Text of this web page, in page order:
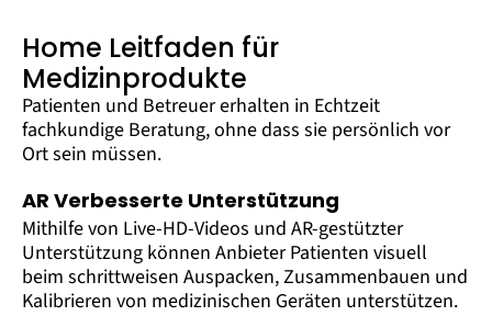
Home Leitfaden für
Medizinprodukte
Patienten und Betreuer erhalten in Echtzeit
fachkundige Beratung, ohne dass sie persönlich vor
Ort sein müssen.
AR Verbesserte Unterstützung
Mithilfe von Live-HD-Videos und AR-gestützter
Unterstützung können Anbieter Patienten visuell
beim schrittweisen Auspacken, Zusammenbauen und
Kalibrieren von medizinischen Geräten unterstützen.